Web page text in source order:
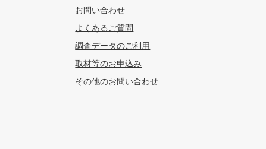
お問い合わせ
よくあるご質問
調査データのご利用
取材等のお申込み
その他のお問い合わせ